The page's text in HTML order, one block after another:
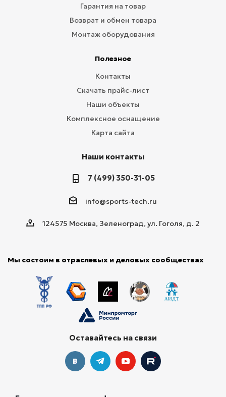
Гарантия на товар
Возврат и обмен товара
Монтаж оборудования
Полезное
Контакты
Скачать прайс-лист
Наши объекты
Комплексное оснащение
Карта сайта
Наши контакты
7 (499) 350-31-05
info@sports-tech.ru
124575 Москва, Зеленоград, ул. Гоголя, д. 2
Мы состоим в отраслевых и деловых сообществах
Оставайтесь на связи